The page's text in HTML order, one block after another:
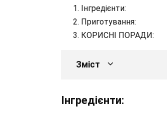
Інгредієнти:
Приготування:
КОРИСНІ ПОРАДИ:
Зміст
Інгредієнти: